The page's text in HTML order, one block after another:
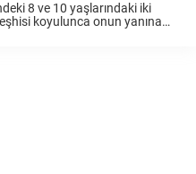
8 ve 10 yaşlarındaki iki
koyulunca onun yanına